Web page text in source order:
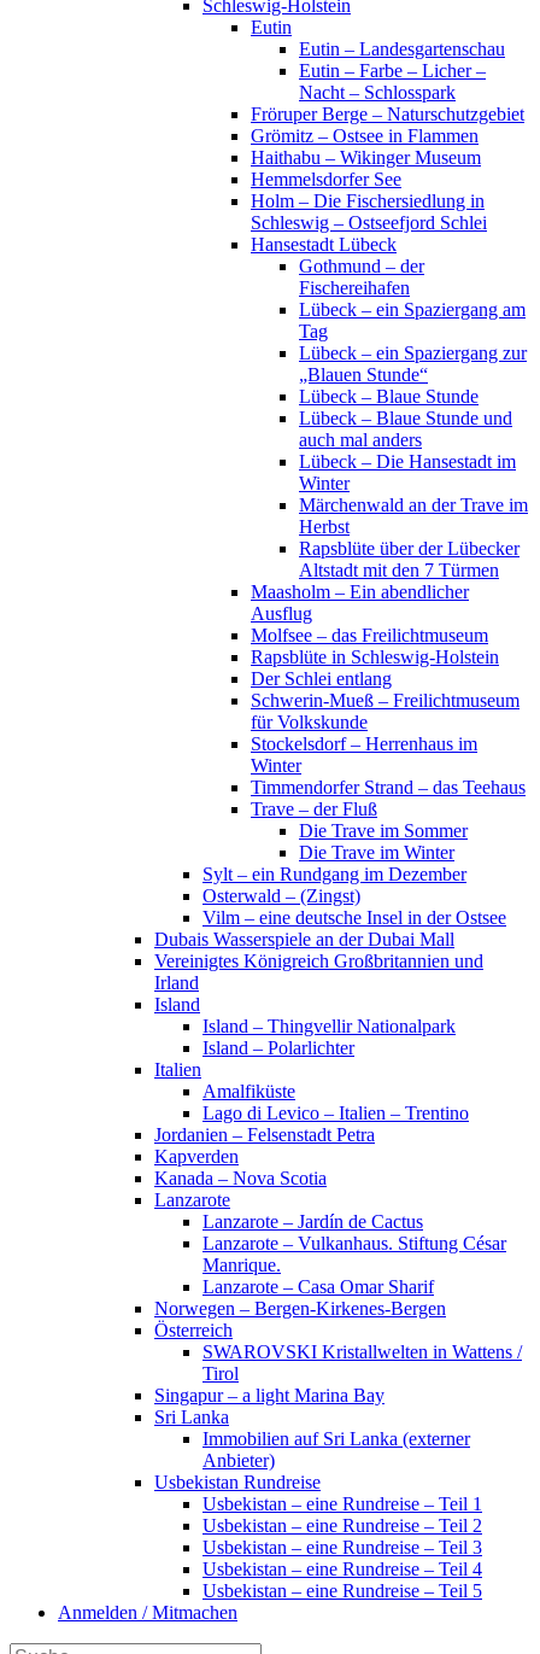
Schleswig-Holstein
Eutin
Eutin – Landesgartenschau
Eutin – Farbe – Licher –
Nacht – Schlosspark
Fröruper Berge – Naturschutzgebiet
Grömitz – Ostsee in Flammen
Haithabu – Wikinger Museum
Hemmelsdorfer See
Holm – Die Fischersiedlung in
Schleswig – Ostseefjord Schlei
Hansestadt Lübeck
Gothmund – der
Fischereihafen
Lübeck – ein Spaziergang am
Tag
Lübeck – ein Spaziergang zur
„Blauen Stunde“
Lübeck – Blaue Stunde
Lübeck – Blaue Stunde und
auch mal anders
Lübeck – Die Hansestadt im
Winter
Märchenwald an der Trave im
Herbst
Rapsblüte über der Lübecker
Altstadt mit den 7 Türmen
Maasholm – Ein abendlicher
Ausflug
Molfsee – das Freilichtmuseum
Rapsblüte in Schleswig-Holstein
Der Schlei entlang
Schwerin-Mueß – Freilichtmuseum
für Volkskunde
Stockelsdorf – Herrenhaus im
Winter
Timmendorfer Strand – das Teehaus
Trave – der Fluß
Die Trave im Sommer
Die Trave im Winter
Sylt – ein Rundgang im Dezember
Osterwald – (Zingst)
Vilm – eine deutsche Insel in der Ostsee
Dubais Wasserspiele an der Dubai Mall
Vereinigtes Königreich Großbritannien und
Irland
Island
Island – Thingvellir Nationalpark
Island – Polarlichter
Italien
Amalfiküste
Lago di Levico – Italien – Trentino
Jordanien – Felsenstadt Petra
Kapverden
Kanada – Nova Scotia
Lanzarote
Lanzarote – Jardín de Cactus
Lanzarote – Vulkanhaus. Stiftung César
Manrique.
Lanzarote – Casa Omar Sharif
Norwegen – Bergen-Kirkenes-Bergen
Österreich
SWAROVSKI Kristallwelten in Wattens /
Tirol
Singapur – a light Marina Bay
Sri Lanka
Immobilien auf Sri Lanka (externer
Anbieter)
Usbekistan Rundreise
Usbekistan – eine Rundreise – Teil 1
Usbekistan – eine Rundreise – Teil 2
Usbekistan – eine Rundreise – Teil 3
Usbekistan – eine Rundreise – Teil 4
Usbekistan – eine Rundreise – Teil 5
Anmelden / Mitmachen